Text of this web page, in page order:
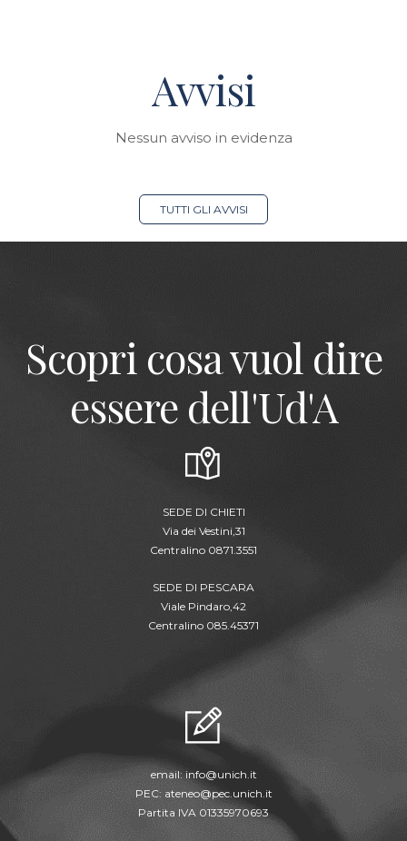
Avvisi
Nessun avviso in evidenza
TUTTI GLI AVVISI
Scopri cosa vuol dire
essere dell'Ud'A
SEDE DI CHIETI
Via dei Vestini,31
Centralino 0871.3551
SEDE DI PESCARA
Viale Pindaro,42
Centralino 085.45371
email:info@unich.it
PEC: ateneo@pec.unich.it
Partita IVA 01335970693